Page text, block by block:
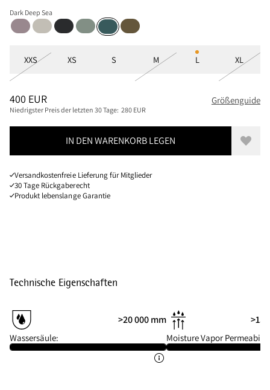
Dark Deep Sea
Purple Dove
MoonBlackFaded Green
Dark Deep Sea
Olive
XXS XS S M L XL
PREIS: 400 EUR, REDUZIERT VON 400 EUR
400 EUR
Niedrigster Preis der letzten 30 Tage: 280 EUR
Größenguide
IN DEN WARENKORB LEGEN Zur
Versandkostenfreie Lieferung für Mitglieder
30 Tage Rückgaberecht
Produkt lebenslange Garantie
Technische Eigenschaften
>20 000 mm
Wassersäule:
>15
Moisture Vapor